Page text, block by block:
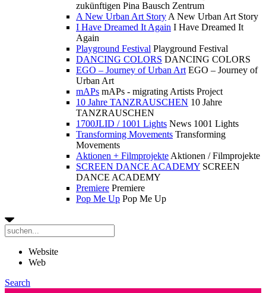
zukünftigen Pina Bausch Zentrum
A New Urban Art Story A New Urban Art Story
I Have Dreamed It Again I Have Dreamed It
Again
Playground Festival Playground Festival
DANCING COLORS DANCING COLORS
EGO – Journey of Urban Art EGO – Journey of
Urban Art
mAPs mAPs - migrating Artists Project
10 Jahre TANZRAUSCHEN 10 Jahre
TANZRAUSCHEN
1700JLID / 1001 Lights News 1001 Lights
Transforming Movements Transforming
Movements
Aktionen + Filmprojekte Aktionen / Filmprojekte
SCREEN DANCE ACADEMY SCREEN
DANCE ACADEMY
Premiere Premiere
Pop Me Up Pop Me Up
Website
Web
Search